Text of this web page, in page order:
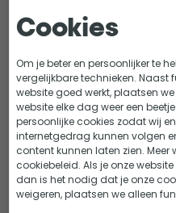
Raad het zeker aan een
1
Cookies
Om je beter en persoonlijker te
vergelijkbare technieken.
website goed werkt, plaatsen
website elke dag weer een
persoonlijke cookies zodat wij
internetgedrag kunnen volgen
content kunnen laten zien. Meer
cookiebeleid. Als je onze
dan is het nodig dat je onze
weigeren, plaatsen we alleen